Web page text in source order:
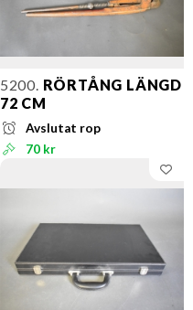
5200. RÖRTÅNG LÄNGD
72 CM
Avslutat rop
70 kr